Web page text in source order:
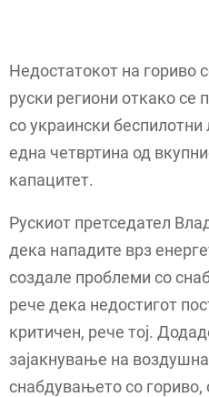
Недостатокот на гориво
руски региони откако се
со украински беспилотни
една четвртина од
капацитет.
Рускиот претседател
дека нападите врз
создале проблеми со
рече дека недостигот
критичен, рече тој.
зајакнување на
снабдувањето со гориво,